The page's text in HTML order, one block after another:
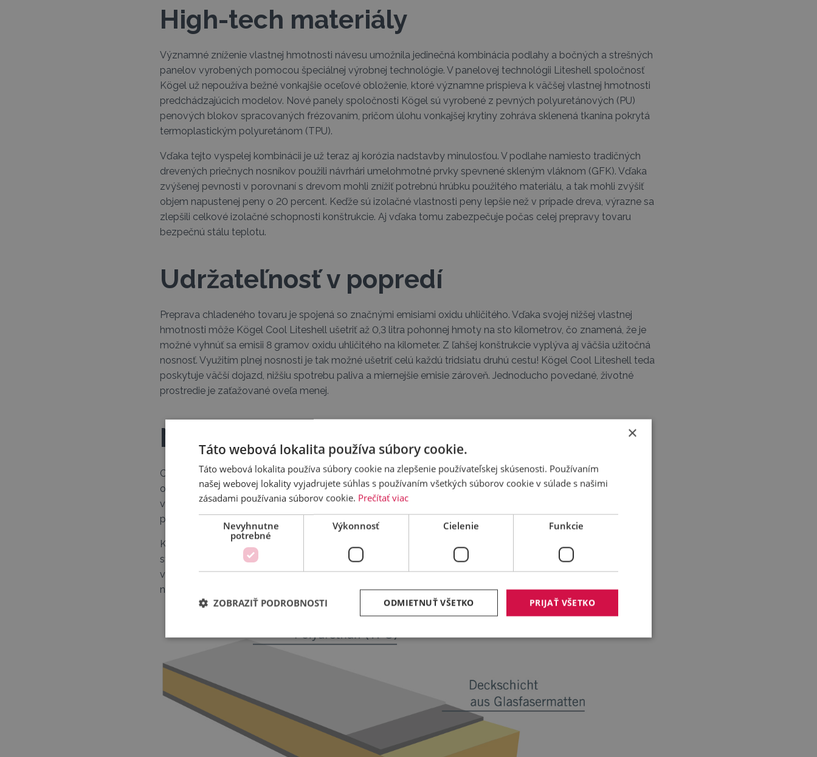
High-tech materiály
Významné zníženie vlastnej hmotnosti návesu umožnila jedinečná kombinácia podlahy a bočných a strešných
panelov vyrobených pomocou špeciálnej výrobnej technológie. V panelovej technológii Liteshell spoločnosť
Kögel už nepoužíva bežné vonkajšie oceľové obloženie, ktoré významne prispieva k väčšej vlastnej hmotnosti
predchádzajúcich modelov. Nové panely spoločnosti Kögel sú vyrobené z pevných polyuretánových (PU)
penových blokov spracovaných frézovaním, pričom úlohu vonkajšej krytiny zohráva sklenená tkanina pokrytá
termoplastickým polyuretánom (TPU).
Vďaka tejto vyspelej kombinácii je už teraz aj korózia nadstavby minulosťou. V podlahe namiesto tradičných
drevených priečnych nosníkov použili návrhári umelohmotné prvky spevnené skleným vláknom (GFK). Vďaka
zvýšenej pevnosti v porovnaní s drevom mohli znížiť potrebnú hrúbku použitého materiálu, a tak mohli zvýšiť
objem napustenej peny o 20 percent. Keďže sú izolačné vlastnosti peny lepšie než v prípade dreva, výrazne sa
zlepšili celkové izolačné schopnosti konštrukcie. Aj vďaka tomu zabezpečuje počas celej prepravy tovaru
bezpečnú stálu teplotu.
Udržateľnosť v popredí
Preprava chladeného tovaru je spojená so značnými emisiami oxidu uhličitého. Vďaka svojej nižšej vlastnej
hmotnosti môže Kögel Cool Liteshell ušetriť až 0,3 litra pohonnej hmoty na sto kilometrov, čo znamená, že je
možné vyhnúť sa emisii 8 gramov oxidu uhličitého na kilometer. Z ľahšej konštrukcie vyplýva aj väčšia užitočná
nosnosť. Využitím plnej nosnosti je tak možné ušetriť celú každú tridsiatu druhú cestu! Kögel Cool Liteshell teda
poskytuje väčší dojazd, nižšiu spotrebu paliva a miernejšie emisie zároveň. Jednoducho povedané, životné
prostredie je zaťažované oveľa menej.
Náklady a zisk
Chladiarenské návesy sú zvyčajne charakterizované pomerne vysokou kúpnou cenou a vyššími nákladmi na
opravy, preto je oprava poškodenia takéhoto vozidla často veľmi drahá a vyžaduje si dlhé prestoje. Medzi
výhody nových panelov Kögel Cool Liteshell však patrí aj vyššia odolnosť proti nárazom a pevnosť v
porovnaní s tradičnými prvkami, čo znamená, že sú lepšie chránené pred miernejšími poškodeniami.
K niektorým poškodeniam v tomto prípade ani nemôže dôjsť, pretože do hladkých, jednoliatych vonkajších
stien chladiacej nadstavby sa nič (napríklad visiaci konár stromu) nemôže zachytiť. Menšie opravy je možné
vykonať rýchlo a jednoducho, takže sa Kögel Cool Liteshell po krátkej dobe môže vrátiť na cesty. Pre tento
náves je teda počas práce a aj pri oprave charakteristická maximálna efektivita!
×
Táto webová lokalita používa súbory cookie.
Táto webová lokalita používa súbory cookie na zlepšenie používateľskej skúsenosti. Používaním
našej webovej lokality vyjadrujete súhlas s používaním všetkých súborov cookie v súlade s našimi
zásadami používania súborov cookie. Prečítať viac
Nevyhnutne
potrebné
Výkonnosť Cielenie Funkcie
PRIJAŤ VŠETKO
ODMIETNUŤ VŠETKO
ZOBRAZIŤ PODROBNOSTI